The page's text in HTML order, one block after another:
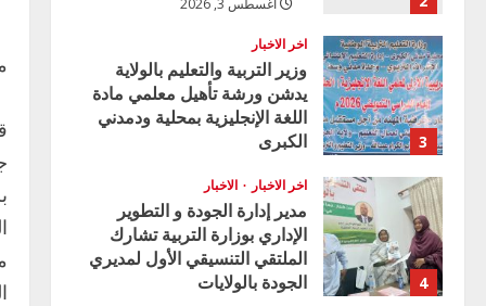
أغسطس 3, 2026
3
اخر الاخبار
وزير التربية والتعليم بالولاية
يدشن ورشة تأهيل معلمي مادة
اللغة الإنجليزية بمحلية ودمدني
الكبرى
4
اخر الاخبار الاخبار
مدير إدارة الجودة و التطوير
الإداري بوزارة التربية تشارك
الملتقي التنسيقي الأول لمديري
الجودة بالولايات